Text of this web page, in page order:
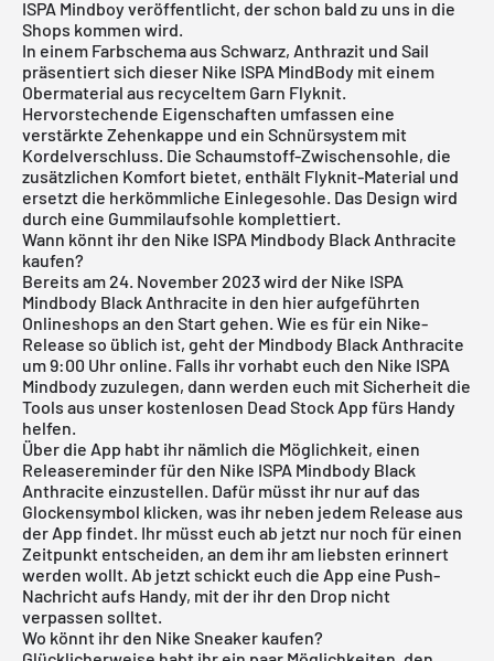
ISPA Mindboy veröffentlicht, der schon bald zu uns in die
Shops kommen wird.
In einem Farbschema aus Schwarz, Anthrazit und Sail
präsentiert sich dieser Nike ISPA MindBody mit einem
Obermaterial aus recyceltem Garn Flyknit.
Hervorstechende Eigenschaften umfassen eine
verstärkte Zehenkappe und ein Schnürsystem mit
Kordelverschluss. Die Schaumstoff-Zwischensohle, die
zusätzlichen Komfort bietet, enthält Flyknit-Material und
ersetzt die herkömmliche Einlegesohle. Das Design wird
durch eine Gummilaufsohle komplettiert.
Wann könnt ihr den Nike ISPA Mindbody Black Anthracite
kaufen?
Bereits am 24. November 2023 wird der Nike ISPA
Mindbody Black Anthracite in den hier aufgeführten
Onlineshops an den Start gehen. Wie es für ein Nike-
Release so üblich ist, geht der Mindbody Black Anthracite
um 9:00 Uhr online. Falls ihr vorhabt euch den Nike ISPA
Mindbody zuzulegen, dann werden euch mit Sicherheit die
Tools aus unser kostenlosen Dead Stock App fürs Handy
helfen.
Über die App habt ihr nämlich die Möglichkeit, einen
Releasereminder für den Nike ISPA Mindbody Black
Anthracite einzustellen. Dafür müsst ihr nur auf das
Glockensymbol klicken, was ihr neben jedem Release aus
der App findet. Ihr müsst euch ab jetzt nur noch für einen
Zeitpunkt entscheiden, an dem ihr am liebsten erinnert
werden wollt. Ab jetzt schickt euch die App eine Push-
Nachricht aufs Handy, mit der ihr den Drop nicht
verpassen solltet.
Wo könnt ihr den Nike Sneaker kaufen?